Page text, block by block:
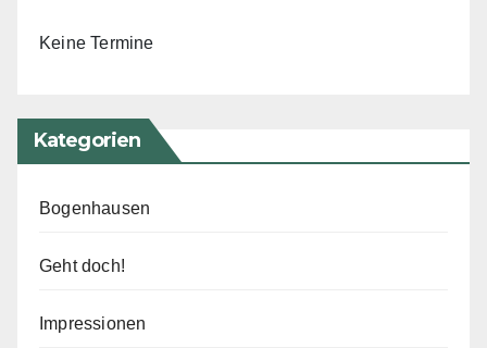
Keine Termine
Kategorien
Bogenhausen
Geht doch!
Impressionen